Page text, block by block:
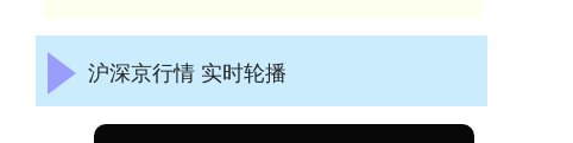
沪深京行情 实时轮播